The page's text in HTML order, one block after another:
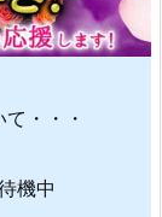
・・・
機中